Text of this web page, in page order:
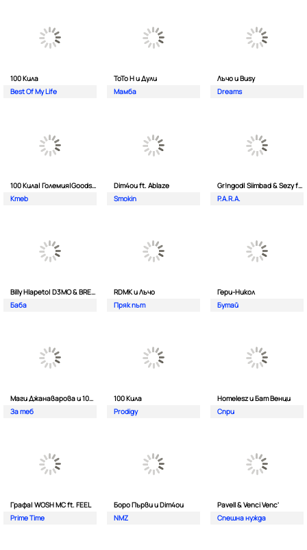
100 Кила
Best Of My Life
ToTo H и Дули
Мамба
Лъчо и Busy
Dreams
100 Кила| Големия|Goodslav и 2 Лица
Kmeb
Dim4ou ft. Ablaze
Smokin
Gr!ngod| Siimbad & Sezy ft. Djaany
P.A.R.A.
Billy Hlapeto| D3MO & BREVIS
Баба
RDMK и Лъчо
Пряк път
Гери-Никол
Бутай
Маги Джанаварова и 100 Кила
За теб
100 Кила
Prodigy
Homelesz и Бат Венци
Спри
Графа| WOSH MC ft. FEEL
Prime Time
Боро Първи и Dim4ou
NMZ
Pavell & Venci Venc'
Спешна нужда